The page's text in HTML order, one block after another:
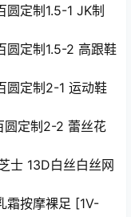
定制1.5-1 JK制
圆定制1.5-2 高跟鞋
圆定制2-1 运动鞋
圆定制2-2 蕾丝花
士 13D白丝白丝网
霜按摩裸足 [1V-